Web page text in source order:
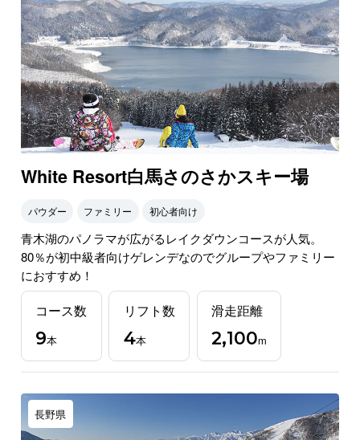
White Resort白馬さのさかスキー場
パウダー ファミリー 初心者向け
青木湖のパノラマが広がるレイクダウンコースが人気。
80％が初中級者向けゲレンデなのでグループやファミリー
におすすめ！
コース数
9本
リフト数
4本
滑走距離
2,100m
長野県